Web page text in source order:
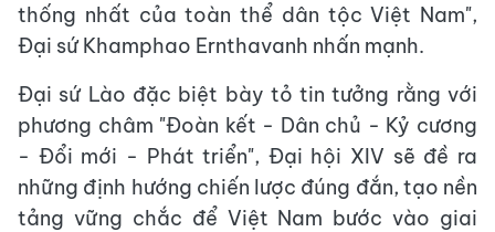
thống nhất của toàn thể dân tộc Việt Nam",
Đại sứ Khamphao Ernthavanh nhấn mạnh.
Đại sứ Lào đặc biệt bày tỏ tin tưởng rằng với
phương châm "Đoàn kết - Dân chủ - Kỷ cương
- Đổi mới - Phát triển", Đại hội XIV sẽ đề ra
những định hướng chiến lược đúng đắn, tạo nền
tảng vững chắc để Việt Nam bước vào giai